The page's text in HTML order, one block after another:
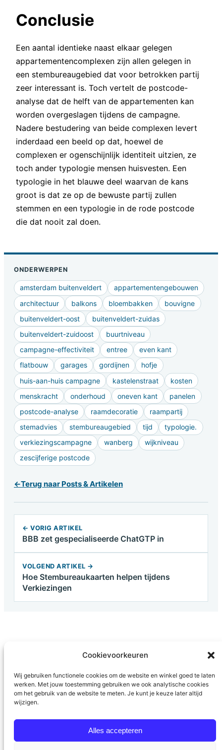
Cookievoorkeuren
Wij gebruiken functionele cookies om de website en winkel goed te laten
werken. Met jouw toestemming gebruiken we ook analytische cookies
om het gebruik van de website te meten. Je kunt je keuze later altijd
wijzigen.
Alles accepteren
Conclusie
Een aantal identieke naast elkaar gelegen
appartementencomplexen zijn allen gelegen in
een stembureaugebied dat voor betrokken partij
zeer interessant is. Toch vertelt de postcode-
analyse dat de helft van de appartementen kan
worden overgeslagen tijdens de campagne.
Nadere bestudering van beide complexen levert
inderdaad een beeld op dat, hoewel de
complexen er ogenschijnlijk identiteit uitzien, ze
toch ander typologie mensen huisvesten. Een
typologie in het blauwe deel waarvan de kans
groot is dat ze op de bewuste partij zullen
stemmen en een typologie in de rode postcode
die dat nooit zal doen.
ONDERWERPEN
amsterdam buitenveldert
appartementengebouwen
architectuur
balkons bloembakken
bouvigne
buitenveldert-oost
buitenveldert-zuidas
buitenveldert-zuidoost
buurtniveau
campagne-effectiviteit
entree
even kant
flatbouw
garages gordijnen
hofje
huis-aan-huis campagne
kastelenstraat
kosten
menskracht
onderhoud oneven kant
panelen
postcode-analyse
raamdecoratie
raampartij
stemadvies
stembureaugebied tijd
typologie.
verkiezingscampagne
wanberg
wijkniveau
zescijferige postcode
←Terug naar Posts & Artikelen
← VORIG ARTIKEL
BBB zet gespecialiseerde ChatGTP in
VOLGEND ARTIKEL →
Hoe Stembureaukaarten helpen tijdens
Verkiezingen
Stichting Politieke Academie
Contact